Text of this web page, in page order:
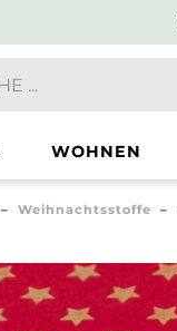
WOHNEN
Weihnachtsstoffe